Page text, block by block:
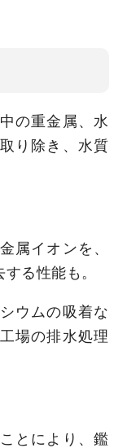
の重金属、水
り除き、水質
属イオンを、
る性能も。
ウムの吸着な
場の排水処理
とにより、鑑